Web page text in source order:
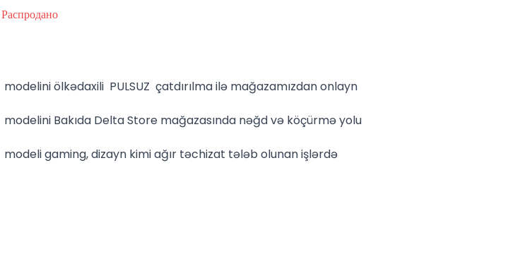
Распродано
modelini ölkədaxili PULSUZ çatdırılma ilə mağazamızdan onlayn
modelini Bakıda Delta Store mağazasında nəğd və köçürmə yolu
modeli gaming, dizayn kimi ağır təchizat tələb olunan işlərdə